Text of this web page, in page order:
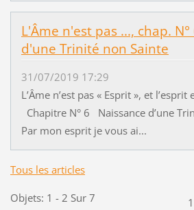
L'Âme n'est pas ..., chap.
d'une Trinité non Sainte
31/07/2019 17:29
L’Âme n’est pas « Esprit », et
Chapitre N° 6 Naissance d’une
Par mon esprit je vous ai...
Tous les articles
Objets: 1 - 2 Sur 7 1